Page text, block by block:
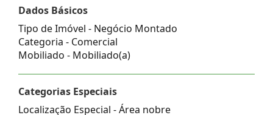
Dados Básicos
Tipo de Imóvel - Negócio Montado
Categoria - Comercial
Mobiliado - Mobiliado(a)
Categorias Especiais
Localização Especial - Área nobre